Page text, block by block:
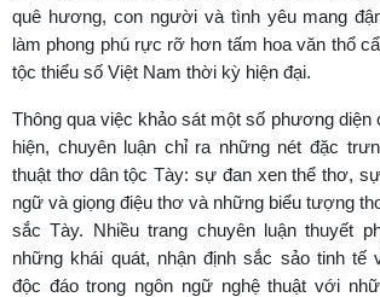
quê hương, con người và tình yêu mang
làm phong phú rực rỡ hơn tấm hoa văn thổ
tộc thiểu số Việt Nam thời kỳ hiện đại.
Thông qua việc khảo sát một số phương diện
hiện, chuyên luận chỉ ra những nét đặc
thuật thơ dân tộc Tày: sự đan xen thể thơ,
ngữ và giọng điệu thơ và những biểu tượng
sắc Tày. Nhiều trang chuyên luận thuyết
những khái quát, nhận định sắc sảo tinh tế
độc đáo trong ngôn ngữ nghệ thuật với